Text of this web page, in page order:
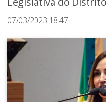
07/03/2023 18:47